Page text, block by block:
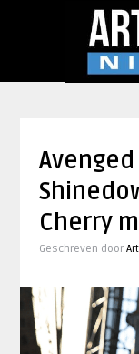
Cherry
Geschreven door